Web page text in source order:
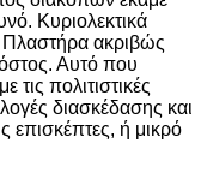
Κυριολεκτικά
Πλαστήρα ακριβώς
Αυτό που
πολιτιστικές
διασκέδασης και
επισκέπτες, ή μικρό